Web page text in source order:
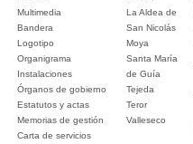
Multimedia
Bandera
Logotipo
Organigrama
Instalaciones
Órganos de gobierno
Estatutos y actas
Memorias de gestión
Carta de servicios
La Aldea de
San Nicolás
Moya
Santa María
de Guía
Tejeda
Teror
Valleseco